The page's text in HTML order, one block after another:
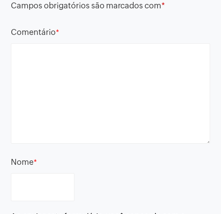
Campos obrigatórios são marcados com*
Comentário*
Nome*